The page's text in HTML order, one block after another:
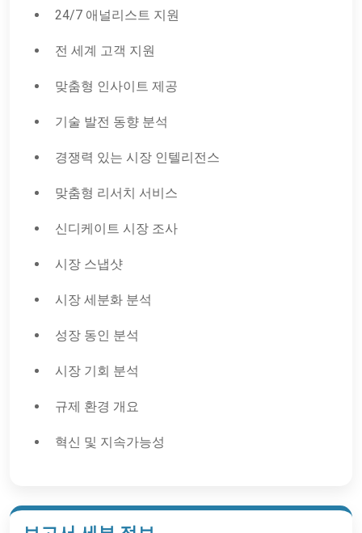
24/7 애널리스트 지원
전 세계 고객 지원
맞춤형 인사이트 제공
기술 발전 동향 분석
경쟁력 있는 시장 인텔리전스
맞춤형 리서치 서비스
신디케이트 시장 조사
시장 스냅샷
시장 세분화 분석
성장 동인 분석
시장 기회 분석
규제 환경 개요
혁신 및 지속가능성